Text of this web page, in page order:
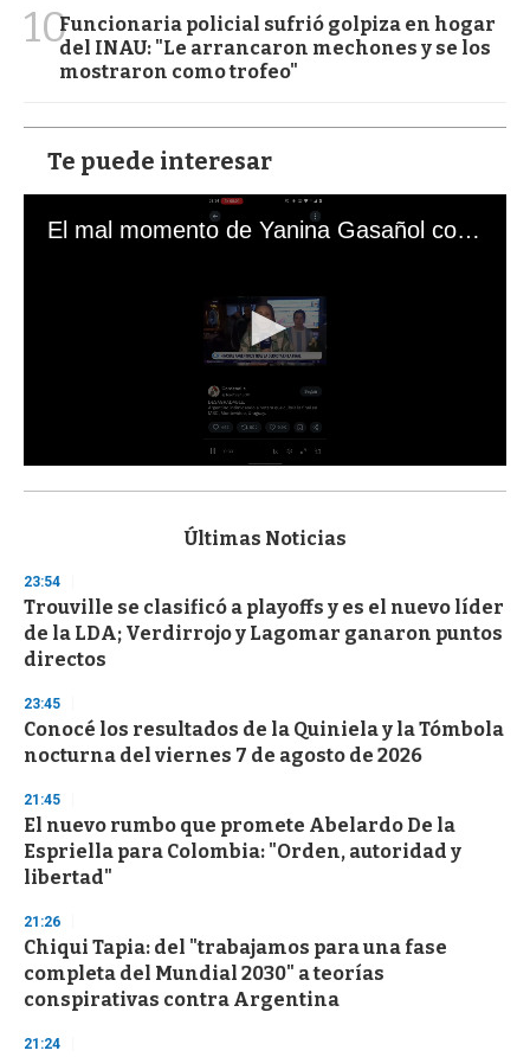
10Funcionaria policial sufrió golpiza en hogar
del INAU: "Le arrancaron mechones y se los
mostraron como trofeo"
Te puede interesar
El mal momento de Yanina Gasañol con un hincha argentino en "Subrayado"
s
d
s
o
f
3
s
e
c
o
d
s
Últimas Noticias
23:54
Trouville se clasificó a playoffs y es el nuevo líder
de la LDA; Verdirrojo y Lagomar ganaron puntos
directos
23:45
Conocé los resultados de la Quiniela y la Tómbola
nocturna del viernes 7 de agosto de 2026
21:45
El nuevo rumbo que promete Abelardo De la
Espriella para Colombia: "Orden, autoridad y
libertad"
21:26
Chiqui Tapia: del "trabajamos para una fase
completa del Mundial 2030" a teorías
conspirativas contra Argentina
21:24